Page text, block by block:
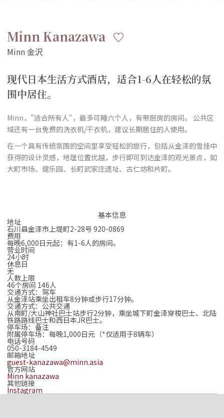
Minn Kanazawa
现代日本生活方式酒店，适合1-6人在轻松的氛
围中居住。
Minn，"适合所有人"，最多可睡六个人，有带厨房的房间。 公共区
域还有一台免费的洗衣机/干衣机，建议长期居住的人使用。
在一个具有传统氛围的空间里享受轻松的旅行，包括从金泽的雪挂中
获得的设计灵感，地理位置优越，步行即可到达金泽的观光景点，如
大町市场、健乐园、长町武家庄遗址、古仁坊和片町。
基本信息
地址
石川县金泽市上堤町2-28号 920-0869
费用
每晚6,000日元起；有1-6人的房间。
营业时间
24小时
休息日
无
人数上限
46个房间 146人
交通方式：驾车
从金泽站乘坐出租车8分钟或步行17分钟。
交通方式：公共交通
从南町/大山神社巴士站步行2分钟，乘坐城下町金泽穿梭巴士、北陆
铁路路线巴士和西日本JR巴士。
停车场：备注
附属停车场：每晚1,000日元（*仅适用于8辆车）
电话号码
050-3184-4549
邮箱地址
guest-kanazawa@minn.asia
官方网站
Minn kanazawa
其他链接
Instagram